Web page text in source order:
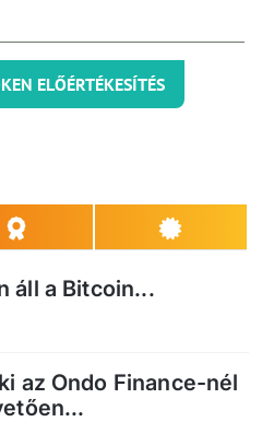
ELŐÉRTÉKESÍTÉS
áll a Bitcoin...
az Ondo Finance-nél